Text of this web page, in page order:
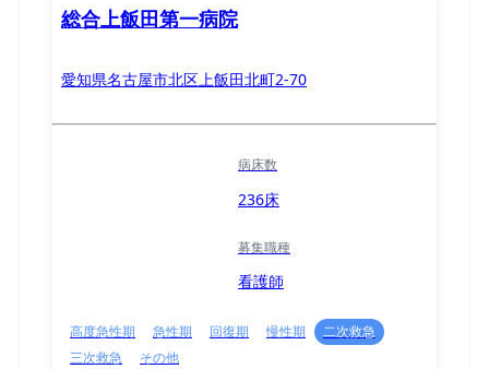
総合上飯田第一病院
愛知県名古屋市北区上飯田北町2-70
病床数
236床
募集職種
看護師
高度急性期 急性期 回復期 慢性期
二次救急
三次救急
その他